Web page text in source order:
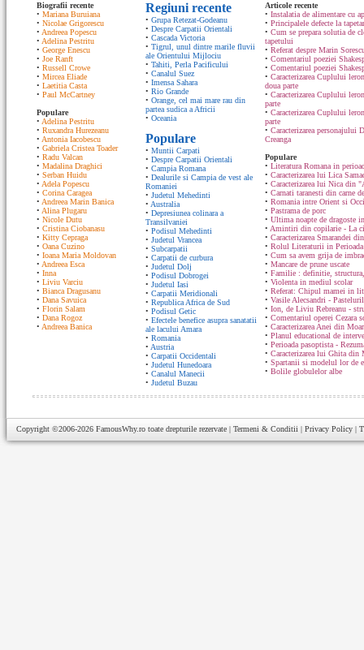
Biografii recente
• Mariana Buruiana
• Nicolae Grigorescu
• Andreea Popescu
• Adelina Pestritu
• George Enescu
• Joe Ranft
• Russell Crowe
• Mircea Eliade
• Laetitia Casta
• Paul McCartney
Populare
• Adelina Pestritu
• Ruxandra Hurezeanu
• Antonia Iacobescu
• Gabriela Cristea Toader
• Radu Valcan
• Madalina Draghici
• Serban Huidu
• Adela Popescu
• Corina Caragea
• Andreea Marin Banica
• Alina Plugaru
• Nicole Dutu
• Cristina Ciobanasu
• Kitty Cepraga
• Oana Cuzino
• Ioana Maria Moldovan
• Andreea Esca
• Inna
• Liviu Varciu
• Bianca Dragusanu
• Dana Savuica
• Florin Salam
• Dana Rogoz
• Andreea Banica
Regiuni recente
• Grupa Retezat-Godeanu
• Despre Carpatii Orientali
• Cascada Victoria
• Tigrul, unul dintre marile fluvii
ale Orientului Mijlociu
• Tahiti, Perla Pacificului
• Canalul Suez
• Imensa Sahara
• Rio Grande
• Orange, cel mai mare rau din
partea sudica a Africii
• Oceania
Populare
• Muntii Carpati
• Despre Carpatii Orientali
• Campia Romana
• Dealurile si Campia de vest ale
Romaniei
• Judetul Mehedinti
• Australia
• Depresiunea colinara a
Transilvaniei
• Podisul Mehedinti
• Judetul Vrancea
• Subcarpatii
• Carpatii de curbura
• Judetul Dolj
• Podisul Dobrogei
• Judetul Iasi
• Carpatii Meridionali
• Republica Africa de Sud
• Podisul Getic
• Efectele benefice asupra sanatatii
ale lacului Amara
• Romania
• Austria
• Carpatii Occidentali
• Judetul Hunedoara
• Canalul Manecii
• Judetul Buzau
Articole recente
• Instalatia de alimentare cu
• Principalele defecte la
• Cum se prepara solutia de
tapetului
• Referat despre Marin
• Comentariul poeziei
• Comentariul poeziei
• Caracterizarea Cuplului
doua parte
• Caracterizarea Cuplului
parte
• Caracterizarea Cuplului
parte
• Caracterizarea personajului
Creanga
Populare
• Literatura Romana in
• Caracterizarea lui Lica
• Caracterizarea lui Nica din
• Carnati taranesti din carne
• Romania intre Orient si
• Pastrama de porc
• Ultima noapte de dragoste
• Amintiri din copilarie - La
• Caracterizarea Smarandei
• Rolul Literaturii in Perioada
• Cum sa avem grija de
• Mancare de prune uscate
• Familie : definitie,
• Violenta in mediul scolar
• Referat: Chipul mamei in
• Vasile Alecsandri -
• Ion, de Liviu Rebreanu -
• Comentariul operei Cezara
• Caracterizarea Anei din
• Planul educational de
• Perioada pasoptista -
• Caracterizarea lui Ghita din
• Spartanii si modelul lor de
• Bolile globulelor albe
Copyright ©2006-2026 FamousWhy.ro toate drepturile rezervate | Termeni & Conditii | Privacy Policy |